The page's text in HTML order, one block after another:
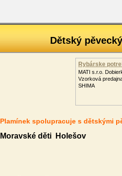
Dětský
Rybárske
MATI s.r.o.
Vzorková
SHIMA
Plamínek spolupracuje s dětskými
Moravské děti Holešov